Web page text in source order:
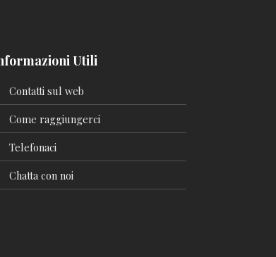
Utili
Contatti sul web
Come raggiungerci
Telefonaci
Chatta con noi